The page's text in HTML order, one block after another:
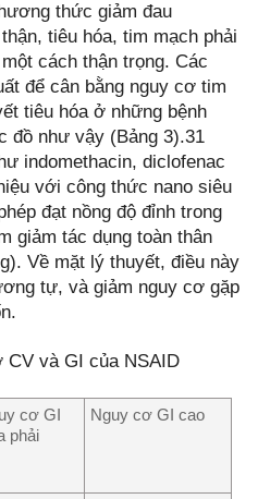
thức giảm đau
tiêu hóa, tim mạch phải
cách thận trọng. Các
để cân bằng nguy cơ tim
tiêu hóa ở những bệnh
đồ như vậy (Bảng 3).31
indomethacin, diclofenac
với công thức nano siêu
đạt nồng độ đỉnh trong
giảm tác dụng toàn thân
Về mặt lý thuyết, điều này
tự, và giảm nguy cơ gặp
CV và GI của NSAID
cơ GI
phải
Nguy cơ GI cao